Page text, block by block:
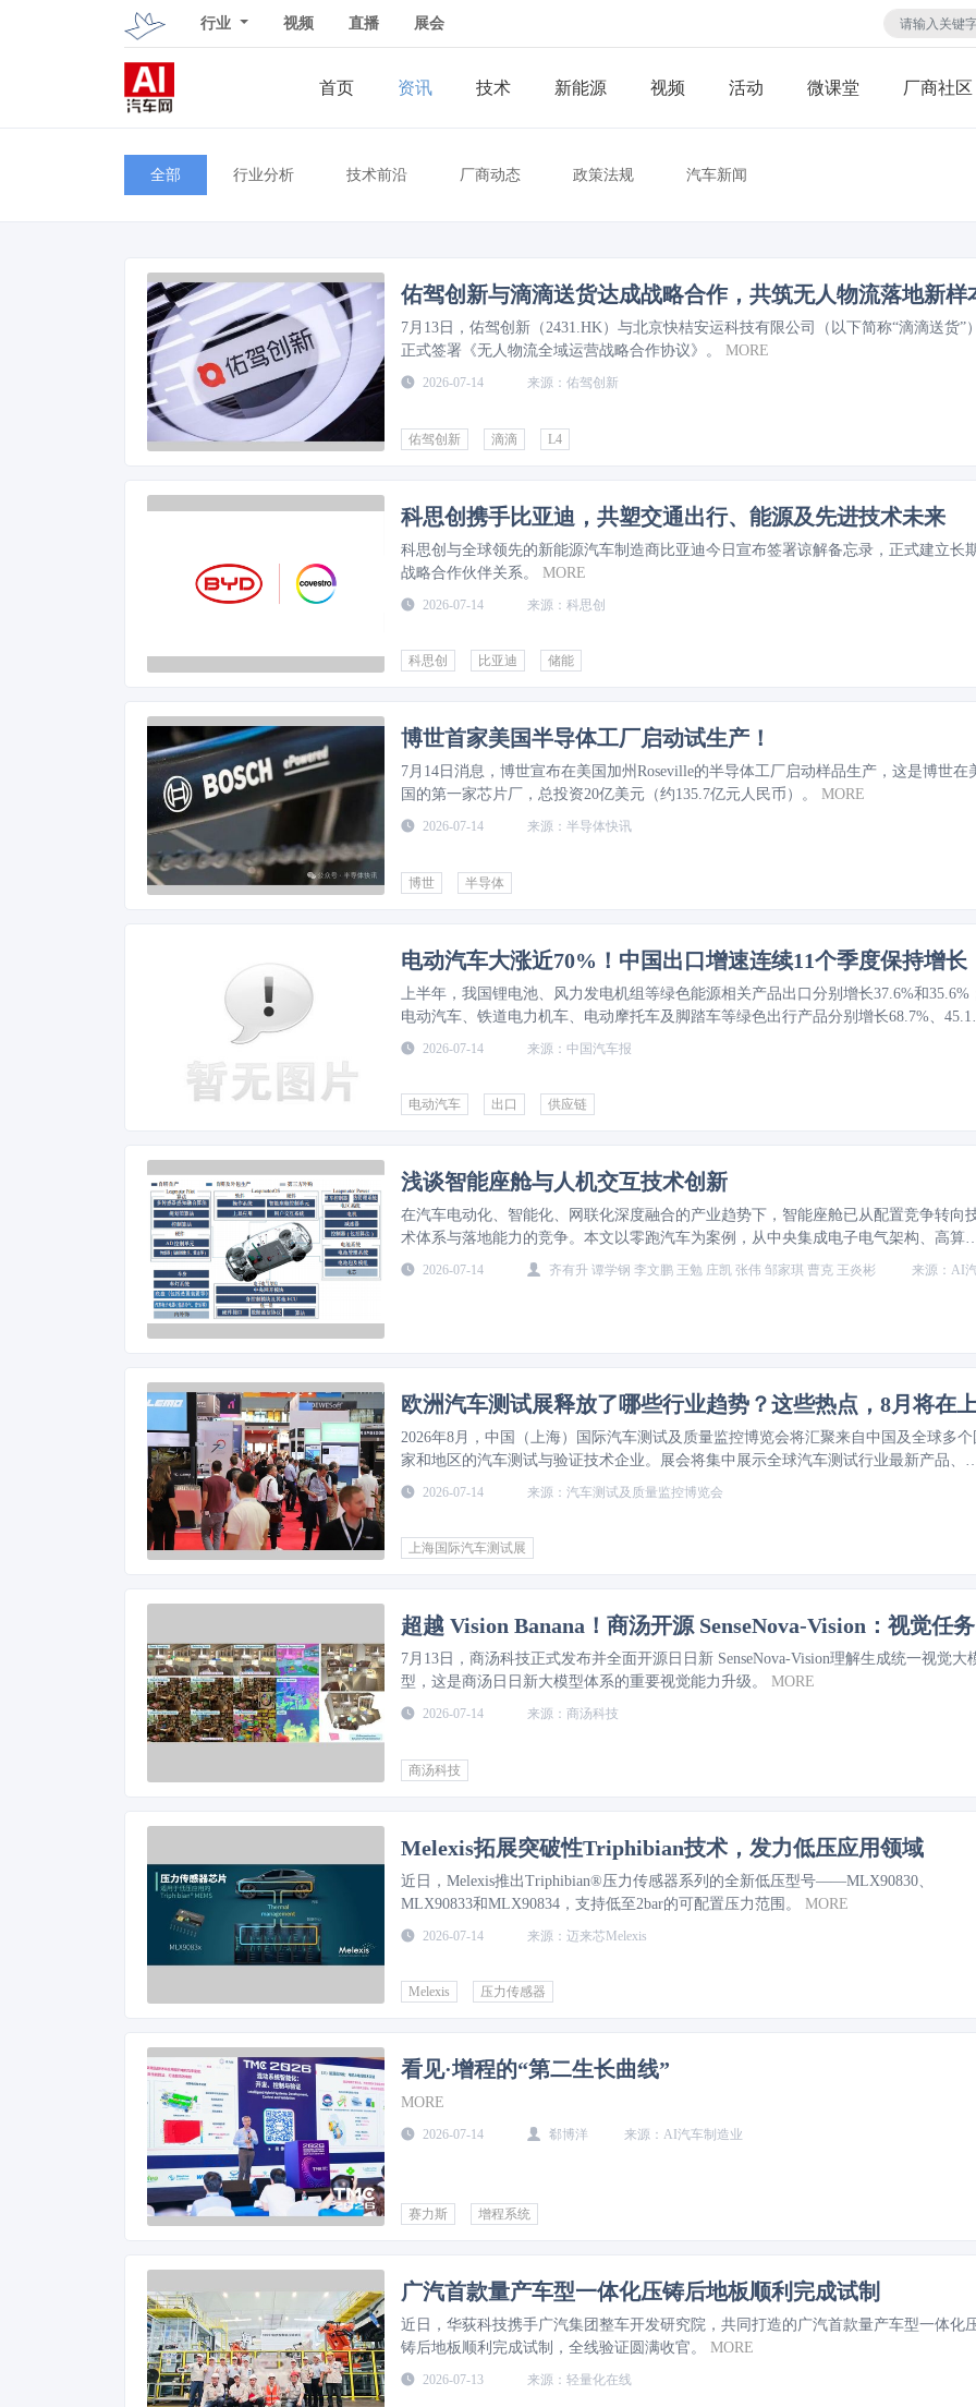
行业 视频 直播 展会
首页 资讯 技术 视频 活动 微课堂 厂商社区
全部 行业分析 技术前沿 厂商动态 政策法规 汽车新闻
佑驾创新与滴滴送货达成战略合作，共筑无人物流落地新样
7月13日，佑驾创新（2431.HK）与北京快桔安运科技有限公司（以下简称“滴滴送货”）
正式签署《无人物流全域运营战略合作协议》。
MORE
2026-07-14 佑驾创新
佑驾创新 滴滴 L4
科思创携手比亚迪，共塑交通出行、能源及先进技术未来
科思创与全球领先的新能源汽车制造商比亚迪今日宣布签署谅解备忘录，正式建立长
战略合作伙伴关系。
MORE
2026-07-14 科思创
科思创 比亚迪 储能
博世首家美国半导体工厂启动试生产！
7月14日消息，博世宣布在美国加州Roseville的半导体工厂启动样品生产，这是博世在
国的第一家芯片厂，总投资20亿美元（约135.7亿元人民币）。
MORE
2026-07-14 半导体快讯
博世 半导体
电动汽车大涨近70%！中国出口增速连续11个季度保持增长
上半年，我国锂电池、风力发电机组等绿色能源相关产品出口分别增长37.6%和35.6%
电动汽车、铁道电力机车、电动摩托车及脚踏车等绿色出行产品分别增长68.7%、45.1%
和31.5%。
2026-07-14 中国汽车报
电动汽车 出口 供应链
浅谈智能座舱与人机交互技术创新
在汽车电动化、智能化、网联化深度融合的产业趋势下，智能座舱已从配置竞争转向
术体系与落地能力的竞争。本文以零跑汽车为案例，从中央集成电子电气架构、高算
硬件、自研车机操作系统、多模态交互、舱驾融合以及车载大模型六大技术维度，对
2026-07-14 齐有升 谭学钢 李文鹏 王勉 庄凯 张伟 邹家琪 曹克 王炎彬 AI汽车
2026年8月，中国（上海）国际汽车测试及质量监控博览会将汇聚来自中国及全球多个
家和地区的汽车测试与验证技术企业。展会将集中展示全球汽车测试行业最新产品、技
术与解决方案，并同期举办两天Technology Presentation Stage（技术分享专区），预计
2026-07-14 汽车测试及质量监控博览会
上海国际汽车测试展
​7月13日，商汤科技正式发布并全面开源日日新 SenseNova-Vision理解生成统一视觉大
型，这是商汤日日新大模型体系的重要视觉能力升级。
MORE
2026-07-14 商汤科技
商汤科技
Melexis拓展突破性Triphibian技术，发力低压应用领域
近日，Melexis推出Triphibian®压力传感器系列的全新低压型号——MLX90830、
MLX90833和MLX90834，支持低至2bar的可配置压力范围。
MORE
2026-07-14 迈来芯Melexis
Melexis 压力传感器
看见·增程的“第二生长曲线”
MORE
2026-07-14 郗博洋 AI汽车制造业
赛力斯 增程系统
广汽首款量产车型一体化压铸后地板顺利完成试制
近日，华荻科技携手广汽集团整车开发研究院，共同打造的广汽首款量产车型一体化
铸后地板顺利完成试制，全线验证圆满收官。
MORE
2026-07-13 轻量化在线